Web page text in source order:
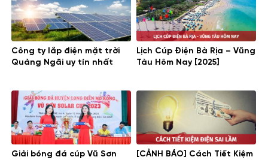
Công ty lắp điện mặt trời
Quảng Ngãi uy tín nhất
Lịch Cúp Điện Bà Rịa – Vũng
Tàu Hôm Nay [2025]
Giải bóng đá cúp Vũ Sơn
[CẢNH BÁO] Cách Tiết Kiệm